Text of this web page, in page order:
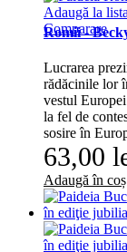
Adaugă la
Comparare
Romii -
Lucrarea
rădăcinile lor
vestul
la fel de
sosire în
63,00
Adaugă în coș